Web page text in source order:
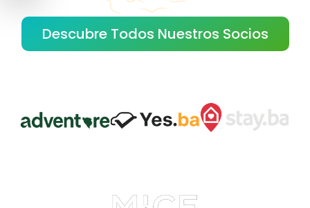
Descubre Todos Nuestros Socios